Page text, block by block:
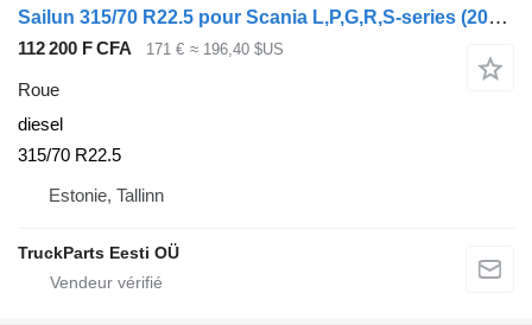
Sailun 315/70 R22.5 pour Scania L,P,G,R,S-series (2016-)
112 200 F CFA 171 € ≈ 196,40 $US
Roue
diesel
315/70 R22.5
Estonie, Tallinn
TruckParts Eesti OÜ